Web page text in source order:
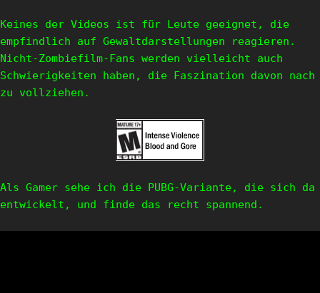
Keines der Videos ist für Leute geeignet, die
empfindlich auf Gewaltdarstellungen reagieren.
Nicht-Zombiefilm-Fans werden vielleicht auch
Schwierigkeiten haben, die Faszination davon nach
zu vollziehen.
Als Gamer sehe ich die PUBG-Variante, die sich da
entwickelt, und finde das recht spannend.